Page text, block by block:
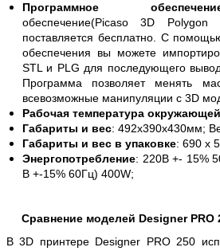
Программное
обеспечение(Picaso 3D
поставляется бесплатно. С
обеспечения вы можете
STL и PLG для последующего
Программа позволяет менять
всевозможные манипуляции с 3D
Рабочая температура
Габариты и вес: 492х390х430мм;
Габариты и вес в упаковке: 690 x
Энергопотребление: 220В +- 15%
В +-15% 60Гц) 400W;
Сравнение моделей Designer PRO
В 3D принтере Designer PRO 250